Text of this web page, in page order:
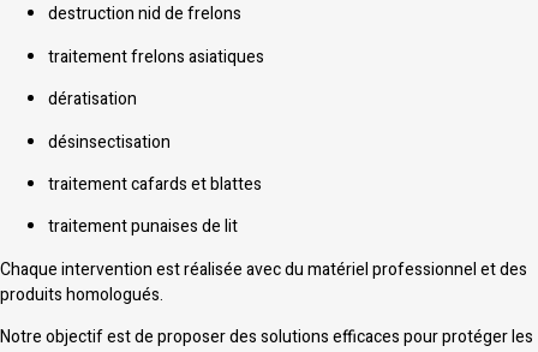
destruction nid de frelons
traitement frelons asiatiques
dératisation
désinsectisation
traitement cafards et blattes
traitement punaises de lit
Chaque intervention est réalisée avec du matériel professionnel et des
produits homologués.
Notre objectif est de proposer des solutions efficaces pour protéger les